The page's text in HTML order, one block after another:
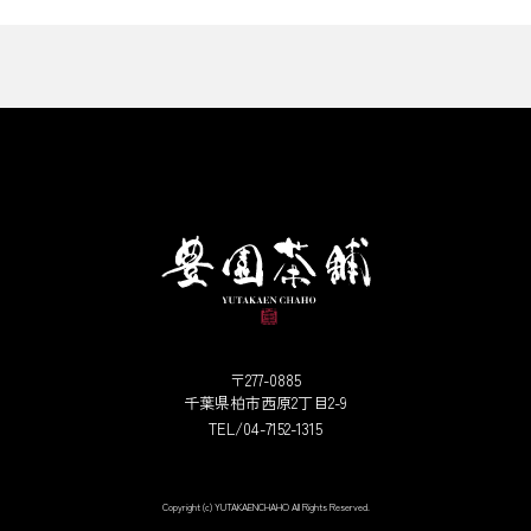
〒277-0885
千葉県柏市西原2丁目2-9
TEL/04-7152-1315
Copyright (c) YUTAKAENCHAHO All Rights Reserved.